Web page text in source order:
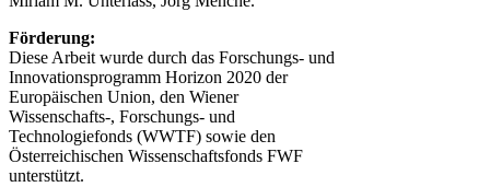
Förderung:
Diese Arbeit wurde durch das Forschungs- und
Innovationsprogramm Horizon 2020 der
Europäischen Union, den Wiener
Wissenschafts-, Forschungs- und
Technologiefonds (WWTF) sowie den
Österreichischen Wissenschaftsfonds FWF
unterstützt.